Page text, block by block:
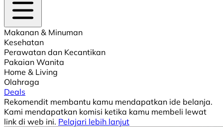
Makanan & Minuman
Kesehatan
Perawatan dan Kecantikan
Pakaian Wanita
Home & Living
Olahraga
Deals
Rekomendit membantu kamu mendapatkan ide belanja.
Kami mendapatkan komisi ketika kamu membeli lewat
link di web ini. Pelajari lebih lanjut